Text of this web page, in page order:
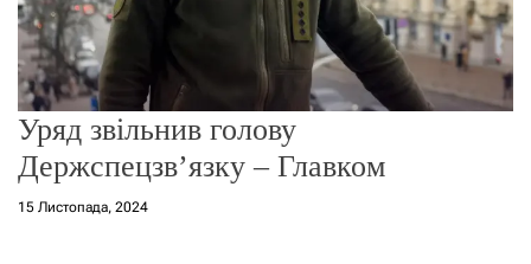
Уряд звільнив голову
Держспецзв’язку – Главком
15 Листопада, 2024